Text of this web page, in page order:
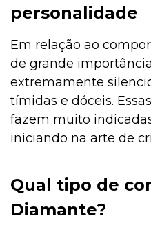
personalidade
Em relação ao
de grande
extremamente
tímidas e dóceis.
fazem muito
iniciando na arte de
Qual tipo de
Diamante?